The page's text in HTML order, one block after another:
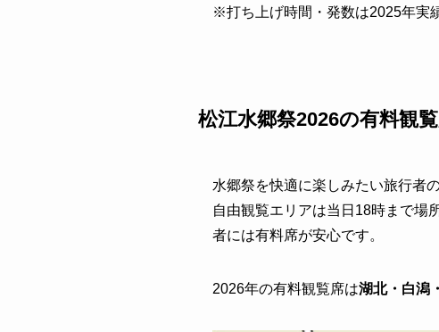
※打ち上げ時間・発数は2025年実
松江水郷祭2026の有料観
水郷祭を快適に楽しみたい旅行者
自由観覧エリアは当日18時まで場
者には有料席が安心です。
2026年の有料観覧席は湖北・白潟